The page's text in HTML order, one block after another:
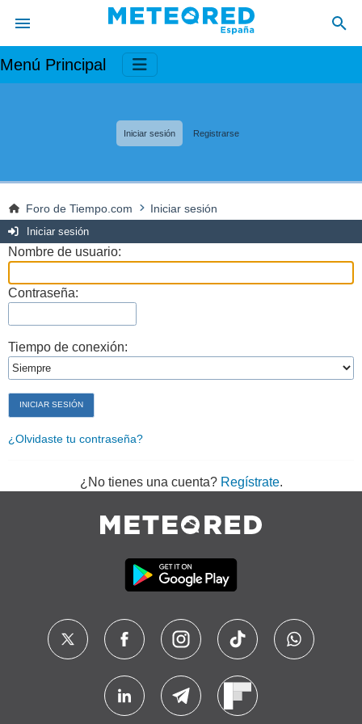
Menú Principal
Iniciar sesión Registrarse
Foro de Tiempo.com Iniciar sesión
Iniciar sesión
Nombre de usuario:
Contraseña:
Tiempo de conexión:
¿Olvidaste tu contraseña?
¿No tienes una cuenta? Regístrate.